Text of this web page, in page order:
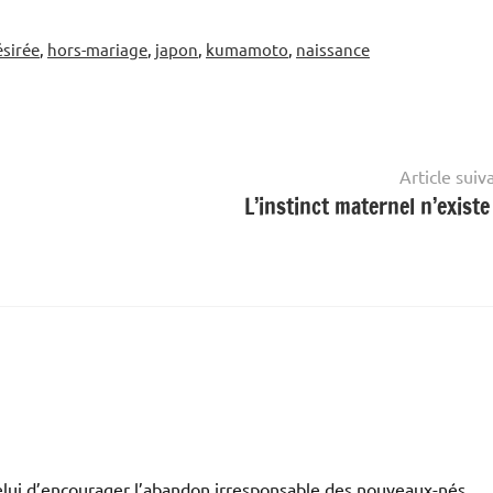
, hors-mariage, japon, kumamoto, naissance
Article
L’instinct maternel